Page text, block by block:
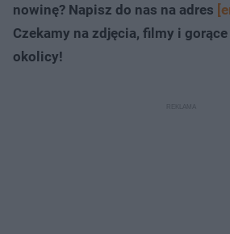
nowinę? Napisz do nas na adres
Czekamy na zdjęcia, filmy i
okolicy!